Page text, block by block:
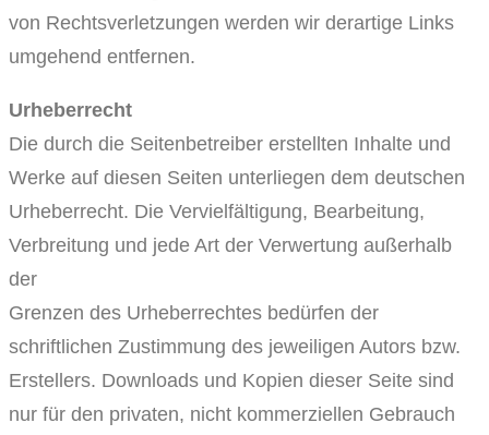
von Rechtsverletzungen werden wir derartige Links
umgehend entfernen.
Urheberrecht
Die durch die Seitenbetreiber erstellten Inhalte und
Werke auf diesen Seiten unterliegen dem deutschen
Urheberrecht. Die Vervielfältigung, Bearbeitung,
Verbreitung und jede Art der Verwertung außerhalb
der
Grenzen des Urheberrechtes bedürfen der
schriftlichen Zustimmung des jeweiligen Autors bzw.
Erstellers. Downloads und Kopien dieser Seite sind
nur für den privaten, nicht kommerziellen Gebrauch